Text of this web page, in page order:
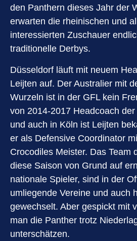
den Panthern dieses Jahr der
erwarten die rheinischen und
interessierten Zuschauer
traditionelle Derbys.
Düsseldorf läuft mit neuem
Leijten auf. Der Australier mit
Wurzeln ist in der GFL kein
von 2014-2017 Headcoach
und auch in Köln ist Leijten
er als Defensive Coordinator
Crocodiles Meister. Das Team
diese Saison von Grund auf
nationale Spieler, sind in der
umliegende Vereine und auch
gewechselt. Aber gespickt mit
man die Panther trotz
unterschätzen.